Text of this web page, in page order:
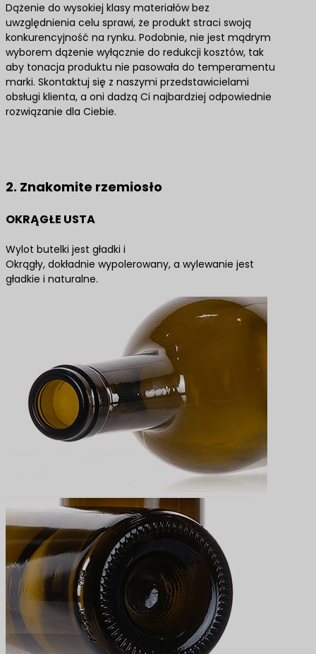
Dążenie do wysokiej klasy materiałów bez
uwzględnienia celu sprawi, że produkt straci swoją
konkurencyjność na rynku. Podobnie, nie jest mądrym
wyborem dążenie wyłącznie do redukcji kosztów, tak
aby tonacja produktu nie pasowała do temperamentu
marki. Skontaktuj się z naszymi przedstawicielami
obsługi klienta, a oni dadzą Ci najbardziej odpowiednie
rozwiązanie dla Ciebie.
2. Znakomite rzemiosło
OKRĄGŁE USTA
Wylot butelki jest gładki i
Okrągły, dokładnie wypolerowany, a wylewanie jest
gładkie i naturalne.